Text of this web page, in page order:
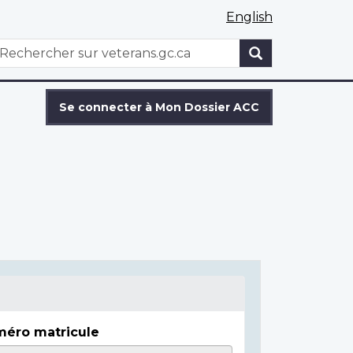
English
WxT
Se connecter à Mon Dossier ACC
matricule